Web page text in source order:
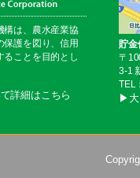
構は、農水産業協
保護を図り、信用
ることを目的とし
詳細はこちら
貯金
〒
3-1
TEL
▶︎大